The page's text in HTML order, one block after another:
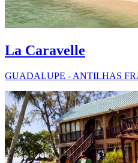
La Caravelle
GUADALUPE - ANTILHAS